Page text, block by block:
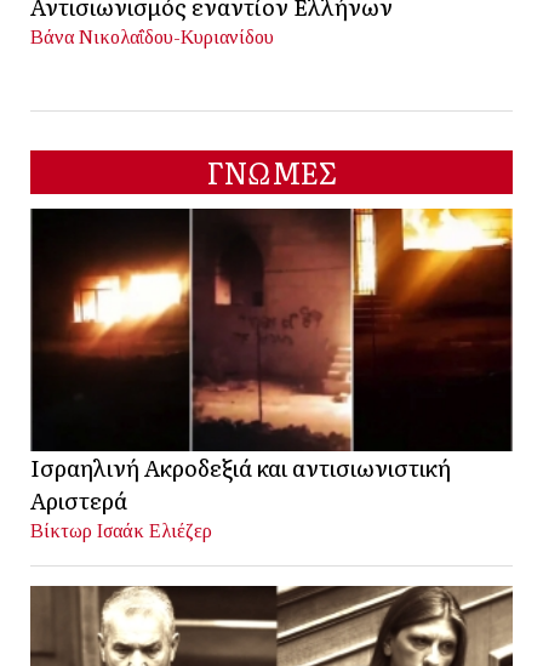
Βάνα Νικολαΐδου-Κυριανίδου
ΓΝΩΜΕΣ
Ισραηλινή Ακροδεξιά και αντισιωνιστική
Αριστερά
Βίκτωρ Ισαάκ Ελιέζερ